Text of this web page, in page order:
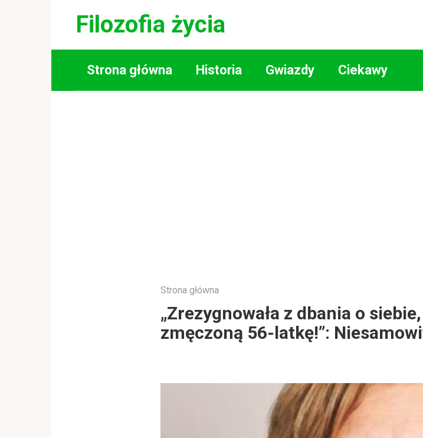
Filozofia życia
Strona główna Historia Gwiazdy Ciekawy
Strona główna
„Zrezygnowała z dbania o
zmęczoną 56-latkę!”: